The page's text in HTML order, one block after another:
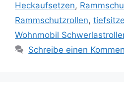
Heckaufsetzen,
Rammschutzrollen,
Wohnmobil
Schreibe einen